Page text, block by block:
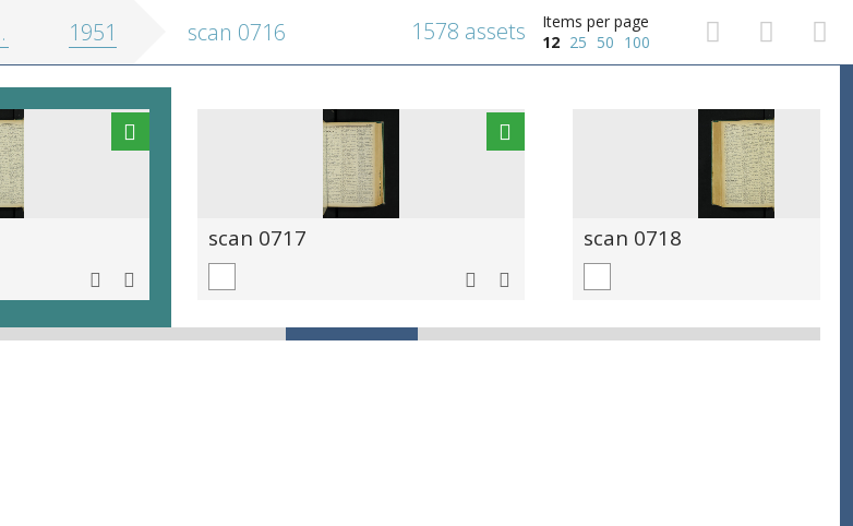
1951 scan 0716
Items per page
12 25 50 100
1578 assets
scan 0717 scan 0718